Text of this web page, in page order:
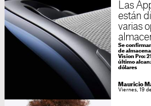
Las
están
varias
Se
de
Vision Pro:
último
dólares
Mauricio
Viernes, 19